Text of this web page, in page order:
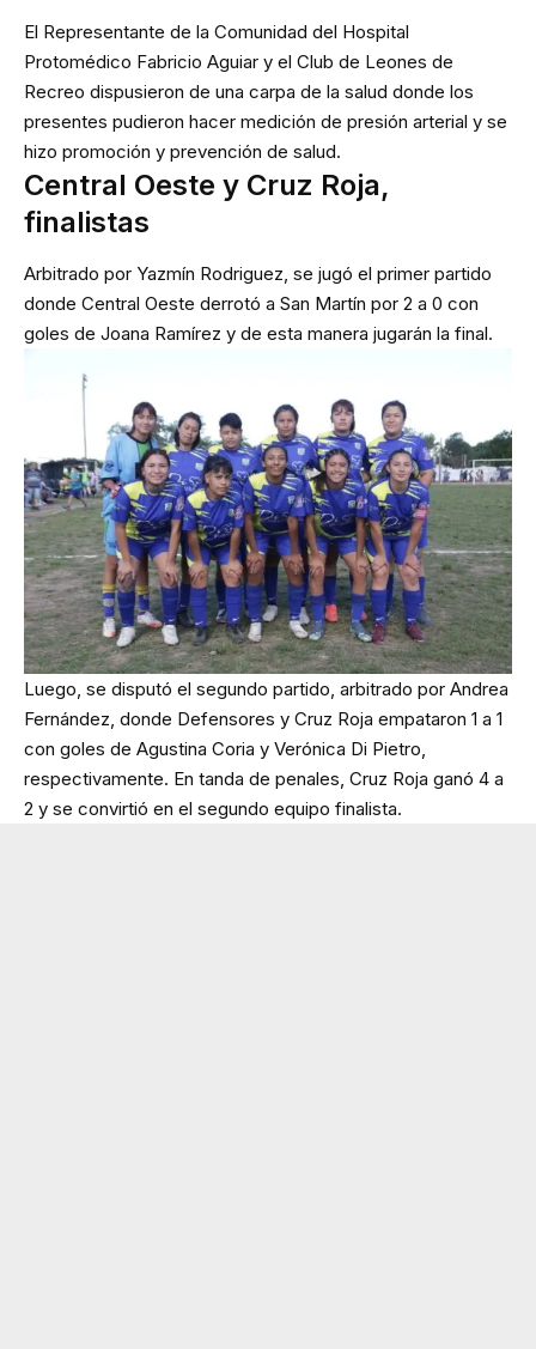
El Representante de la Comunidad del Hospital
Protomédico Fabricio Aguiar y el Club de Leones de
Recreo dispusieron de una carpa de la salud donde los
presentes pudieron hacer medición de presión arterial y se
hizo promoción y prevención de salud.
Central Oeste y Cruz Roja,
finalistas
Arbitrado por Yazmín Rodriguez, se jugó el primer partido
donde Central Oeste derrotó a San Martín por 2 a 0 con
goles de Joana Ramírez y de esta manera jugarán la final.
Luego, se disputó el segundo partido, arbitrado por Andrea
Fernández, donde Defensores y Cruz Roja empataron 1 a 1
con goles de Agustina Coria y Verónica Di Pietro,
respectivamente. En tanda de penales, Cruz Roja ganó 4 a
2 y se convirtió en el segundo equipo finalista.